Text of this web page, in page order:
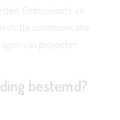
Enthousiaste en
vlotte communicatie
van projecten.
bestemd?